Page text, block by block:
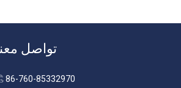
تواصل
86-760-85332970